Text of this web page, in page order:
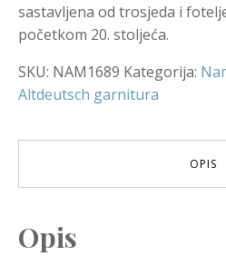
sastavljena od trosjeda i
početkom 20. stoljeća.
SKU: NAM1689 Kategorija:
Altdeutsch garnitura
OPIS
Opis